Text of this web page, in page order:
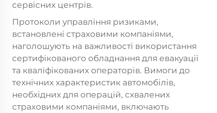
сервісних центрів.
Протоколи управління ризиками,
встановлені страховими компаніями,
наголошують на важливості використання
сертифікованого обладнання для евакуації
та кваліфікованих операторів. Вимоги до
технічних характеристик автомобілів,
необхідних для операцій, схвалених
страховими компаніями, включають